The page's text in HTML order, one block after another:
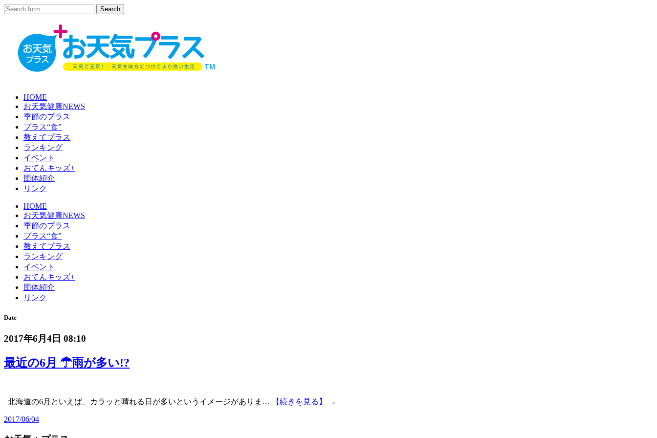
HOME
お天気健康NEWS
季節のプラス
プラス“食”
教えてプラス
ランキング
イベント
おてんキッズ+
団体紹介
リンク
HOME
お天気健康NEWS
季節のプラス
プラス“食”
教えてプラス
ランキング
イベント
おてんキッズ+
団体紹介
リンク
Date
2017年6月4日 08:10
最近の6月 ☂雨が多い!?
北海道の6月といえば、カラッと晴れる日が多いというイメージがありま… 【続きを見る】 →
2017/06/04